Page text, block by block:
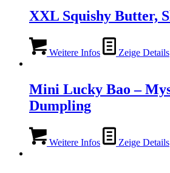
XXL Squishy Butter,
Weitere Infos Zeige Details
Mini Lucky Bao –
Dumpling
Weitere Infos Zeige Details